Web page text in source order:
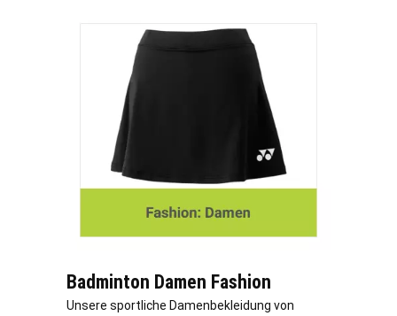
Badminton Damen Fashion
Unsere sportliche Damenbekleidung von